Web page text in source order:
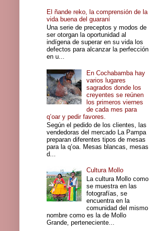
El ñande reko, la comprensión de la
vida buena del guaraní
Una serie de preceptos y modos de
ser otorgan la oportunidad al
indígena de superar en su vida los
defectos para alcanzar la perfección
en u...
En Cochabamba hay
varios lugares
sagrados donde los
creyentes se reúnen
los primeros viernes
de cada mes para
q’oar y pedir favores.
Según el pedido de los clientes, las
vendedoras del mercado La Pampa
preparan diferentes tipos de mesas
para la q’oa. Mesas blancas, mesas
d...
Cultura Mollo
La cultura Mollo como
se muestra en las
fotografías, se
encuentra en la
comunidad del mismo
nombre como es la de Mollo
Grande, perteneciente...